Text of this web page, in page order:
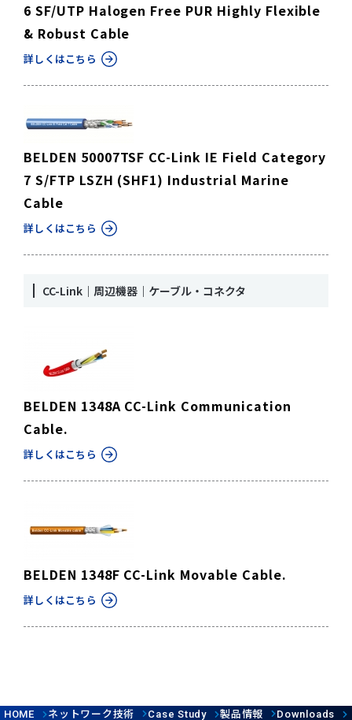
6 SF/UTP Halogen Free PUR Highly Flexible
& Robust Cable
詳しくはこちら
BELDEN 50007TSF CC-Link IE Field Category
7 S/FTP LSZH (SHF1) Industrial Marine
Cable
詳しくはこちら
CC-Link｜周辺機器｜ケーブル・コネクタ
BELDEN 1348A CC-Link Communication
Cable.
詳しくはこちら
BELDEN 1348F CC-Link Movable Cable.
詳しくはこちら
HOME ネットワーク技術 Case Study 製品情報 Downloads